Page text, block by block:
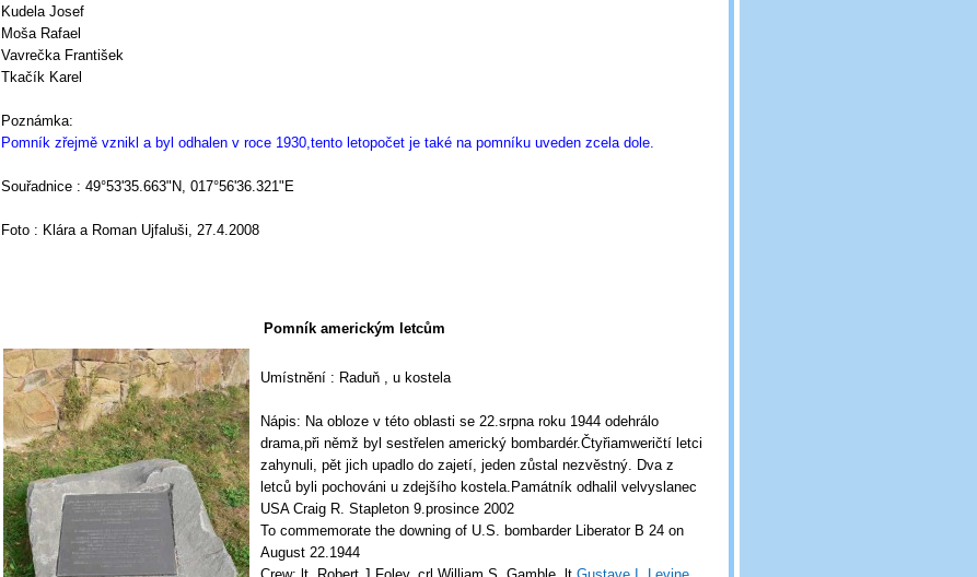
Kudela Josef
Moša Rafael
Vavrečka František
Tkačík Karel
Poznámka:
Pomník zřejmě vznikl a byl odhalen v roce 1930,tento letopočet je také na pomníku uveden zcela dole.
Souřadnice : 49°53'35.663"N, 017°56'36.321"E
Foto : Klára a Roman Ujfaluši, 27.4.2008
Pomník americkým letcům
Umístnění : Raduň , u kostela
Nápis: Na obloze v této oblasti se 22.srpna roku 1944 odehrálo
drama,při němž byl sestřelen americký bombardér.Čtyřiamweričtí letci
zahynuli, pět jich upadlo do zajetí, jeden zůstal nezvěstný. Dva z
letců byli pochováni u zdejšího kostela.Památník odhalil velvyslanec
USA Craig R. Stapleton 9.prosince 2002
To commemorate the downing of U.S. bombarder Liberator B 24 on
August 22.1944